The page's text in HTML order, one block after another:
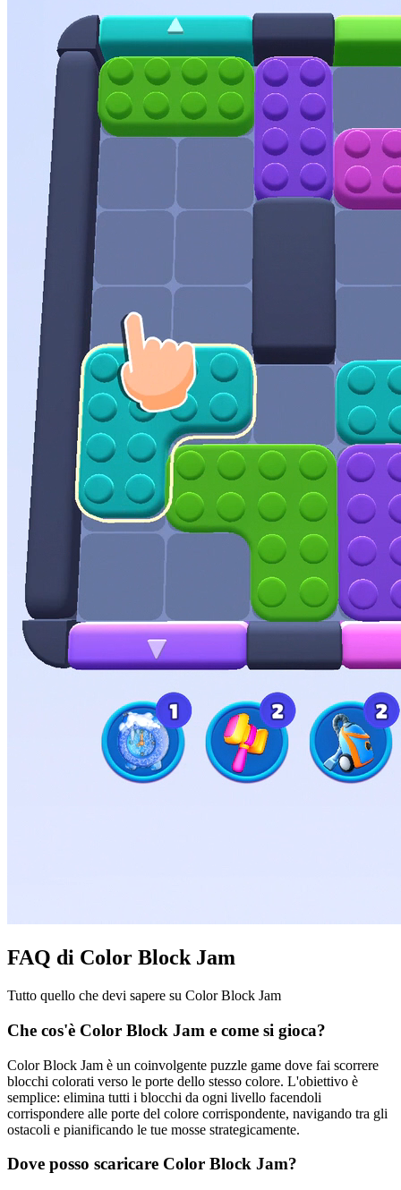
FAQ di Color Block Jam
Tutto quello che devi sapere su Color Block Jam
Che cos'è Color Block Jam e come si gioca?
Color Block Jam è un coinvolgente puzzle game dove fai scorrere
blocchi colorati verso le porte dello stesso colore. L'obiettivo è
semplice: elimina tutti i blocchi da ogni livello facendoli
corrispondere alle porte del colore corrispondente, navigando tra gli
ostacoli e pianificando le tue mosse strategicamente.
Dove posso scaricare Color Block Jam?